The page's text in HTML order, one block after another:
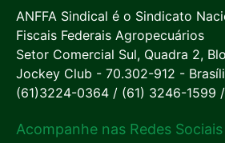
ANFFA Sindical é o Sindicato
Fiscais Federais Agropecuários
Setor Comercial Sul, Quadra 2,
Jockey Club - 70.302-912 -
(61)3224-0364 / (61) 3246-1599
Acompanhe nas Redes Sociais